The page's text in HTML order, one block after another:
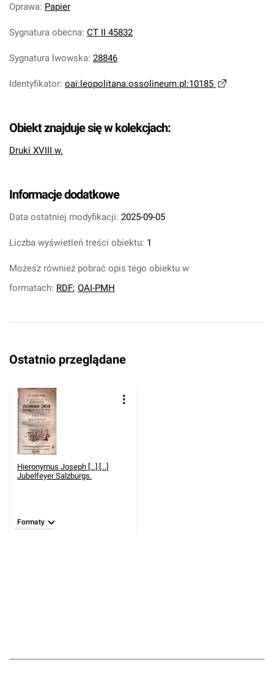
Oprawa: Papier
Sygnatura obecna: CT II 45832
Sygnatura lwowska: 28846
Identyfikator: oai:leopolitana.ossolineum.pl:10185
Obiekt znajduje się w kolekcjach:
Druki XVIII w.
Informacje dodatkowe
Data ostatniej modyfikacji: 2025-09-05
Liczba wyświetleń treści obiektu: 1
Możesz również pobrać opis tego obiektu w
formatach: RDF; OAI-PMH
Ostatnio przeglądane
Hieronymus Joseph [...] [...]
Jubelfeyer Salzburgs.
Formaty